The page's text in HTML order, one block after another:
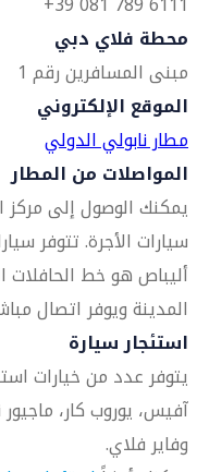
محطة فلاي دبي
مبنى المسافرين رقم 1
الموقع الإلكتروني
مطار نابولي الدولي
المواصلات من المطار
يمكنك الوصول إلى
سيارات الأجرة. تتوفر
أليباص هو خط الحافلات
المدينة ويوفر اتصال
استئجار سيارة
يتوفر عدد من خيارات
آفيس، يوروب كار،
وفاير فلاي.